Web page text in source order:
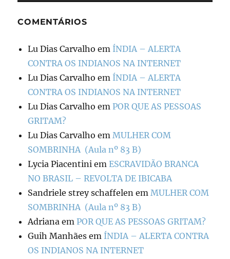
COMENTÁRIOS
Lu Dias Carvalho em ÍNDIA – ALERTA
CONTRA OS INDIANOS NA INTERNET
Lu Dias Carvalho em ÍNDIA – ALERTA
CONTRA OS INDIANOS NA INTERNET
Lu Dias Carvalho emPOR QUE AS PESSOAS
GRITAM?
Lu Dias Carvalho emMULHER COM
SOMBRINHA (Aula nº 83 B)
Lycia Piacentini emESCRAVIDÃO BRANCA
NO BRASIL – REVOLTA DE IBICABA
Sandriele strey schaffelen emMULHER COM
SOMBRINHA (Aula nº 83 B)
Adriana emPOR QUE AS PESSOAS GRITAM?
Guih Manhães em ÍNDIA – ALERTA CONTRA
OS INDIANOS NA INTERNET